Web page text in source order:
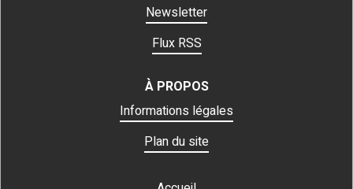
Newsletter
Flux RSS
À PROPOS
Informations légales
Plan du site